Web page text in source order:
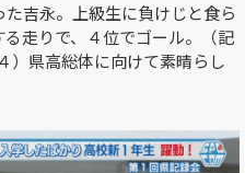
吉永。上級生に負けじと食ら
走りで、４位でゴール。（記
）県高総体に向けて素晴らし